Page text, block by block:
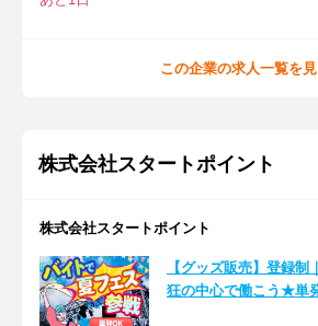
この企業の求人一覧を
株式会社スタートポイント
株式会社スタートポイント
【グッズ販売】登録
狂の中心で働こう★単